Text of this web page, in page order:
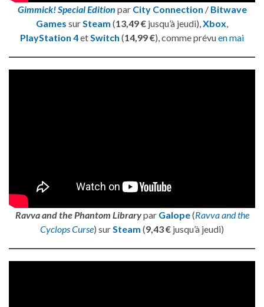
Gimmick! Special Edition par City Connection / Bitwave
Games surSteam (13,49 € jusqu’à jeudi),Xbox,
PlayStation 4etSwitch (14,99 €), comme prévuen mai
Ravva and the Phantom Librarypar Galope(Ravva and the
Cyclops Curse) surSteam (9,43 € jusqu’à jeudi)